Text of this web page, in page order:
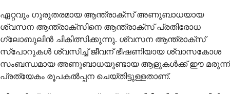
ഏറ്റവും ഗുരുതരമായ ആന്ത്രാക്സ് അണുബാധയായ
ശ്വസന ആന്ത്രാക്സിനെ ആന്ത്രാക്സ് പ്രതിരോധ
ഗ്ലോബുലിൻ ചികിത്സിക്കുന്നു. ശ്വസന ആന്ത്രാക്സ്
സ്പോറുകൾ ശ്വസിച്ച് ജീവന് ഭീഷണിയായ ശ്വാസകോശ
സംബന്ധമായ അണുബാധയുണ്ടായ ആളുകൾക്ക് ഈ മരുന്ന്
പ്രത്യേകം രൂപകൽപ്പന ചെയ്തിട്ടുള്ളതാണ്.